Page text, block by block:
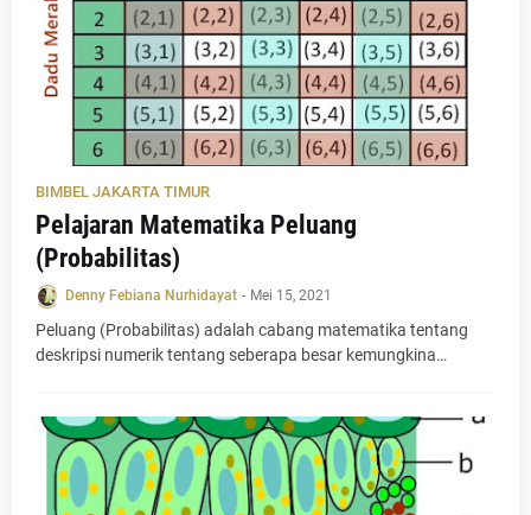
BIMBEL JAKARTA TIMUR
Pelajaran Matematika Peluang
(Probabilitas)
Denny Febiana Nurhidayat - Mei 15, 2021
Peluang (Probabilitas) adalah cabang matematika tentang
deskripsi numerik tentang seberapa besar kemungkina…